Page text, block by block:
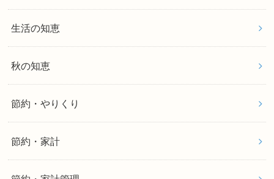
生活の知恵
秋の知恵
節約・やりくり
節約・家計